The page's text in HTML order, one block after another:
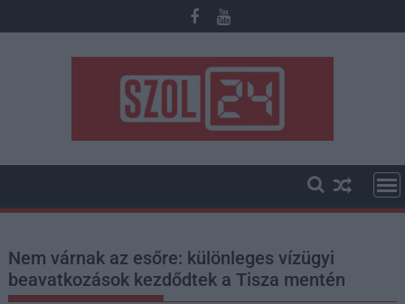
to
Nem várnak az esőre: különleges vízügyi
beavatkozások kezdődtek a Tisza mentén